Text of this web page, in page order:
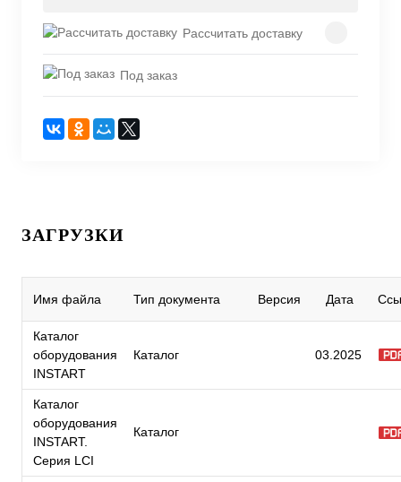
Рассчитать доставку
Под заказ
ЗАГРУЗКИ
Имя файла Тип документа Версия Дата
Каталог
оборудования
INSTART
Каталог 03.2025
Каталог
оборудования
INSTART.
Серия LCI
Каталог